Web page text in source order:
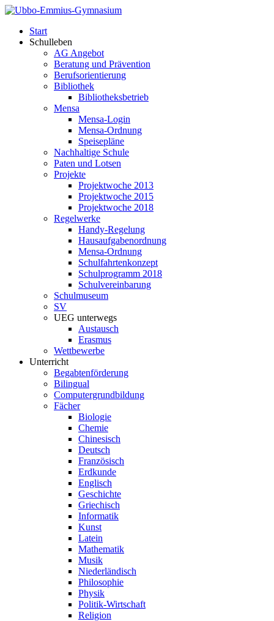
Start
Schulleben
AG Angebot
Beratung und Prävention
Berufsorientierung
Bibliothek
Bibliotheksbetrieb
Mensa
Mensa-Login
Mensa-Ordnung
Speisepläne
Nachhaltige Schule
Paten und Lotsen
Projekte
Projektwoche 2013
Projektwoche 2015
Projektwoche 2018
Regelwerke
Handy-Regelung
Hausaufgabenordnung
Mensa-Ordnung
Schulfahrtenkonzept
Schulprogramm 2018
Schulvereinbarung
Schulmuseum
SV
UEG unterwegs
Austausch
Erasmus
Wettbewerbe
Unterricht
Begabtenförderung
Bilingual
Computergrundbildung
Fächer
Biologie
Chemie
Chinesisch
Deutsch
Französisch
Erdkunde
Englisch
Geschichte
Griechisch
Informatik
Kunst
Latein
Mathematik
Musik
Niederländisch
Philosophie
Physik
Politik-Wirtschaft
Religion